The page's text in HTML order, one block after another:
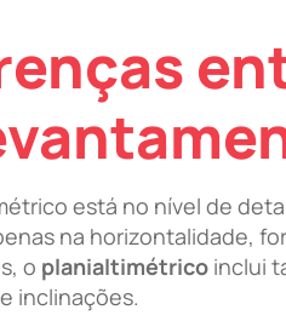
está no nível de
na horizontalidade,
o planialtimétrico inclui
inclinações.